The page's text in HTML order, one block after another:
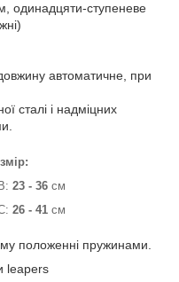
одинадцяти-ступеневе
автоматичне, при
сталі і надміцних
B: 23 - 36 см
26 - 41 см
положенні пружинами.